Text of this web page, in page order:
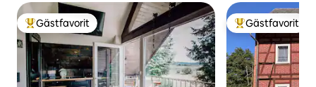
Populär gästfavorit
Gästfavorit Populär
Gästfavorit